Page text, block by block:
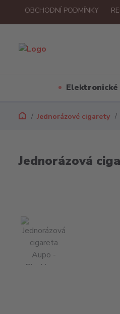
OBCHODNÍ PODMÍNKY
Jednorázové cigarety
Jednorázová